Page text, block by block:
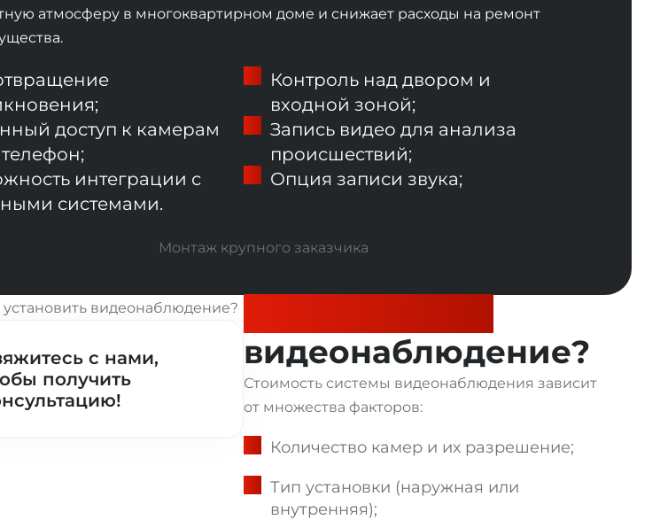
атмосферу в многоквартирном доме и снижает расходы на ремонт
Контроль над двором и
входной зоной;
доступ к камерам
Запись видео для анализа
происшествий;
интеграции с
системами.
Опция записи звука;
с нами,
получить
видеонаблюдение?
Стоимость системы видеонаблюдения зависит
от множества факторов:
Количество камер и их разрешение;
Тип установки (наружная или
внутренняя);